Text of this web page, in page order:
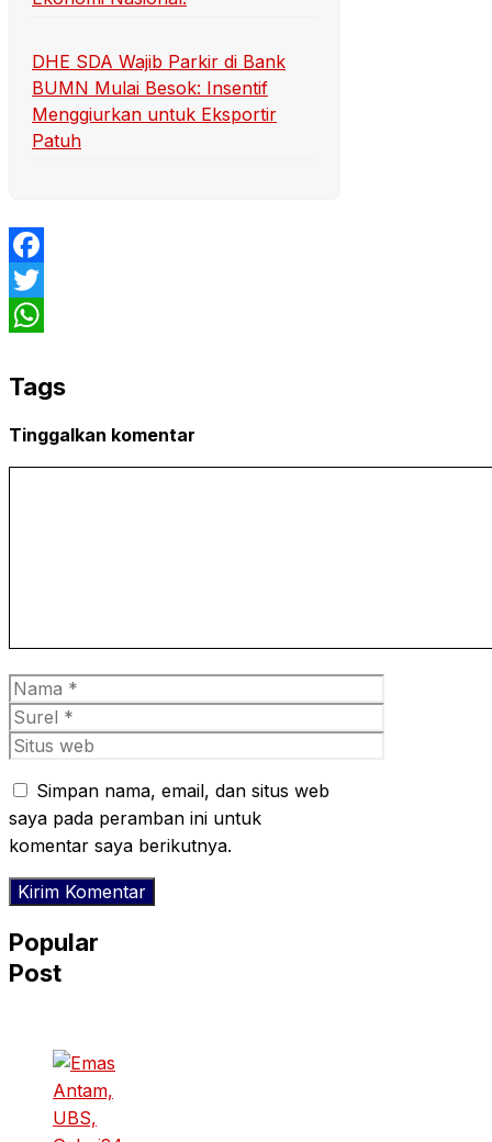
DHE SDA Wajib Parkir di Bank
BUMN Mulai Besok: Insentif
Menggiurkan untuk Eksportir
Patuh
Facebook
Twitter
Tags
Tinggalkan komentar
Nama
Surel
Situs
Simpan nama, email, dan situs web
saya pada peramban ini untuk
komentar saya berikutnya.
Popular
Post